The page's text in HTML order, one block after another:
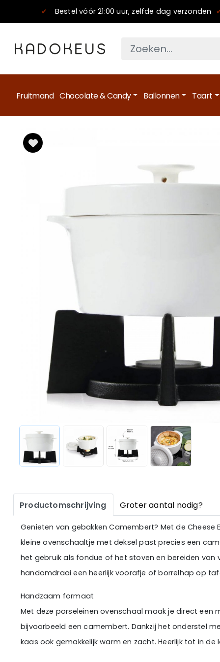
✔ Bestel vóór 21:00 uur, zelfde dag verzonden
Fruitmand Chocolate & Candy Ballonnen Taart
Productomschrijving Groter aantal nodig?
Genieten van gebakken Camembert? Met de Cheese
kleine ovenschaaltje met deksel past precies een
het gebruik als fondue of het stoven en bereiden van
handomdraai een heerlijk voorafje of borrelhap op
Handzaam formaat
Met deze porseleinen ovenschaal maak je direct een
bijvoorbeeld een camembert. Dankzij het onderstel
kaas ook gemakkelijk warm en zacht. Heerlijk tot in de